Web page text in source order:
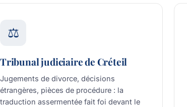
⚖️
Tribunal judiciaire de Créteil
Jugements de divorce, décisions
étrangères, pièces de procédure : la
traduction assermentée fait foi devant le